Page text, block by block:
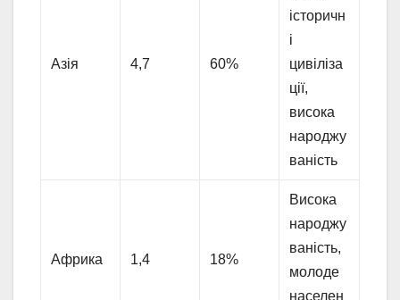
Азія 4,7 60%
історичн
і
цивіліза
ції,
висока
народжу
ваність
Африка 1,4 18%
Висока
народжу
ваність,
молоде
населен